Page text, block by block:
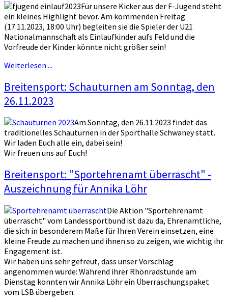
Für unsere Kicker aus der F-Jugend steht
ein kleines Highlight bevor. Am kommenden Freitag
(17.11.2023, 18:00 Uhr) begleiten sie die Spieler der U21
Nationalmannschaft als Einlaufkinder aufs Feld und die
Vorfreude der Kinder könnte nicht größer sein!
Weiterlesen ...
Breitensport: Schauturnen am Sonntag, den
26.11.2023
Am Sonntag, den 26.11.2023 findet das
traditionelles Schauturnen in der Sporthalle Schwaney statt.
Wir laden Euch alle ein, dabei sein!
Wir freuen uns auf Euch!
Breitensport: "Sportehrenamt überrascht" -
Auszeichnung für Annika Löhr
Die Aktion "Sportehrenamt
überrascht" vom Landessportbund ist dazu da, Ehrenamtliche,
die sich in besonderem Maße für Ihren Verein einsetzen, eine
kleine Freude zu machen und ihnen so zu zeigen, wie wichtig ihr
Engagement ist.
Wir haben uns sehr gefreut, dass unser Vorschlag
angenommen wurde: Während ihrer Rhönradstunde am
Dienstag konnten wir Annika Löhr ein Überraschungspaket
vom LSB übergeben.